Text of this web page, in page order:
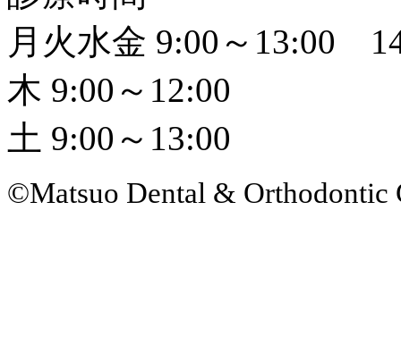
月火水金 9:00～13:00
木 9:00～12:00
土 9:00～13:00
©Matsuo Dental & Orthodontic